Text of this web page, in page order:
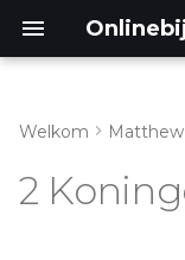
2 Koningen 1:1-8
Welkom
2